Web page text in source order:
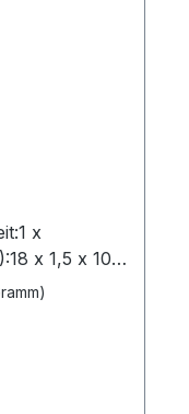
x
x 1,5 x 10